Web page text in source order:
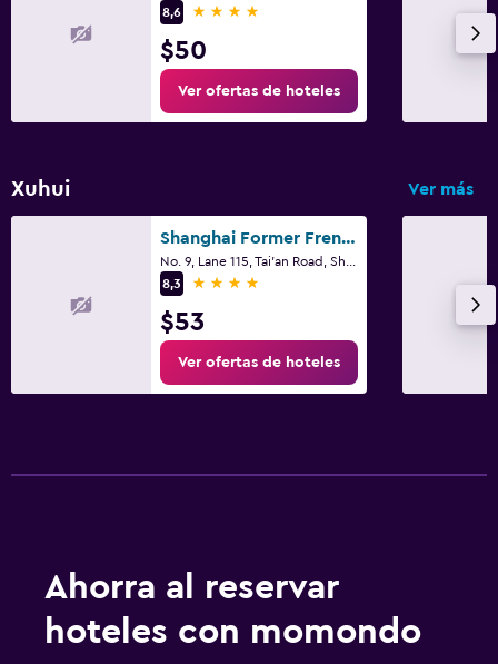
8,6
4 estrellas
$50
Ver ofertas de hoteles
Xuhui Ver más
Shanghai Former French Concession Garden Hotel
8,3
4 estrellas
$53
Ver ofertas de hoteles
Ahorra al reservar
hoteles con momondo